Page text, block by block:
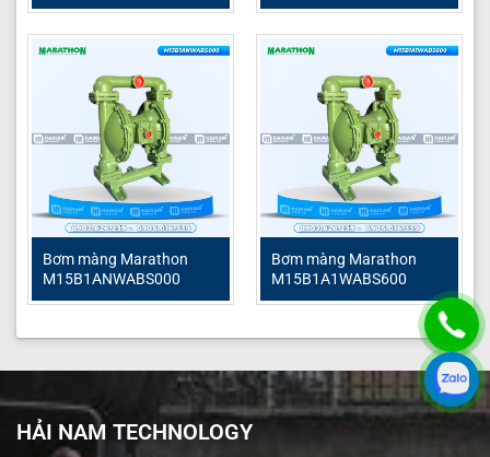
Bơm màng Marathon
M15B1ANWABS000
Bơm màng Marathon
M15B1A1WABS600
HẢI NAM TECHNOLOGY